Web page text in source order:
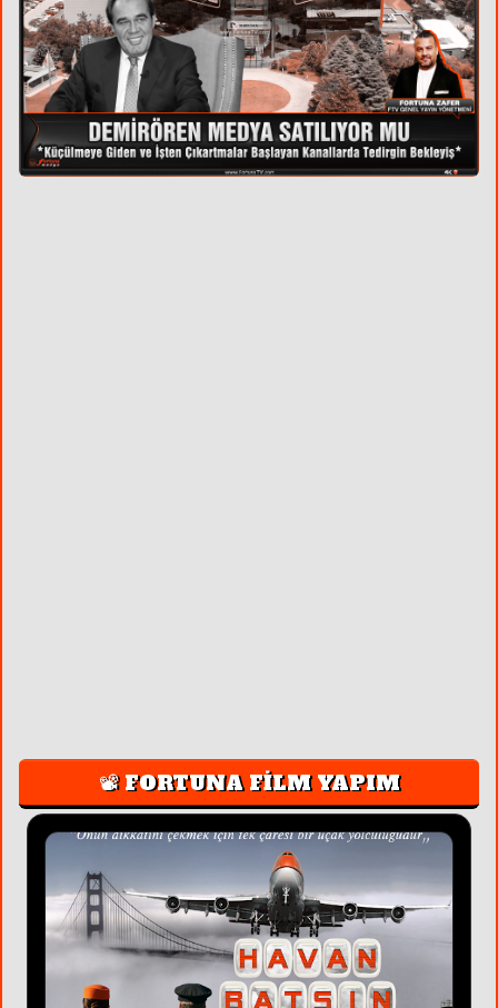
📽️ FORTUNA FİLM YAPIM